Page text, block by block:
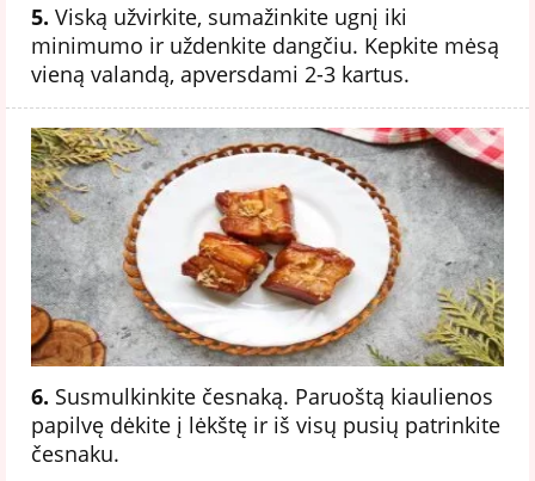
5. Viską užvirkite, sumažinkite ugnį iki
minimumo ir uždenkite dangčiu. Kepkite mėsą
vieną valandą, apversdami 2-3 kartus.
6. Susmulkinkite česnaką. Paruoštą kiaulienos
papilvę dėkite į lėkštę ir iš visų pusių patrinkite
česnaku.